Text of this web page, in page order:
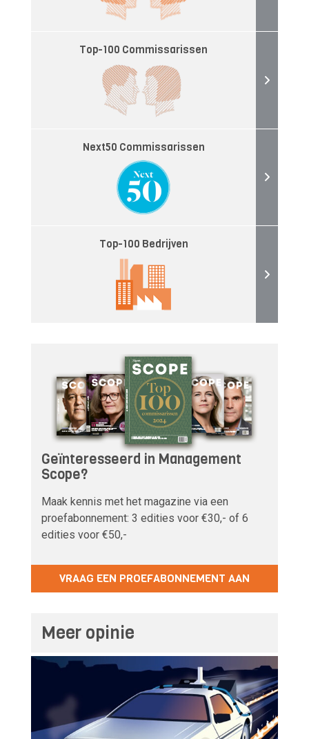
Top-100 Commissarissen
Next50 Commissarissen
Top-100 Bedrijven
Geïnteresseerd in Management
Scope?
Maak kennis met het magazine via een
proefabonnement: 3 edities voor €30,- of 6
edities voor €50,-
VRAAG EEN PROEFABONNEMENT AAN
Meer opinie